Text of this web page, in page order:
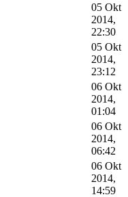
05 Okt
2014,
22:30
05 Okt
2014,
23:12
06 Okt
2014,
01:04
06 Okt
2014,
06:42
06 Okt
2014,
14:59